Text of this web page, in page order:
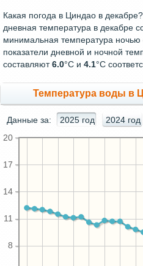
Какая погода в Циндао в
дневная температура в декабре
минимальная температура ночью
показатели дневной и ночной
составляют6.0°С и 4.1°С
Температура воды в
Данные за: 2025 год 2024 год
8
11
14
17
20